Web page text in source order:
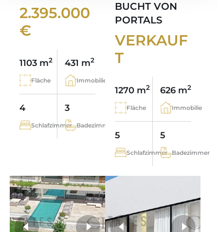
2.395.000
€
1103 m2
Fläche
431 m2
Immobilie
4
Schlafzimmer
3
Badezimmer
BUCHT VON
PORTALS
VERKAUF
T
1270 m2
Fläche
626 m2
Immobilie
5
Schlafzimmer
5
Badezimmer
weitere Fotos